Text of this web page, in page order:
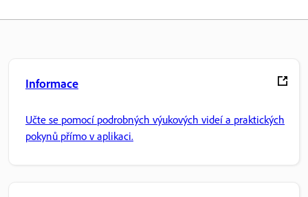
Informace
Učte se pomocí podrobných výukových videí a praktických
pokynů přímo v aplikaci.